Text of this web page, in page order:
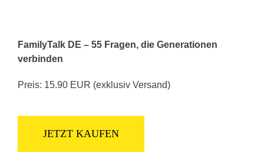
FamilyTalk DE – 55 Fragen, die Generationen
verbinden
Preis: 15.90 EUR (exklusiv Versand)
JETZT KAUFEN